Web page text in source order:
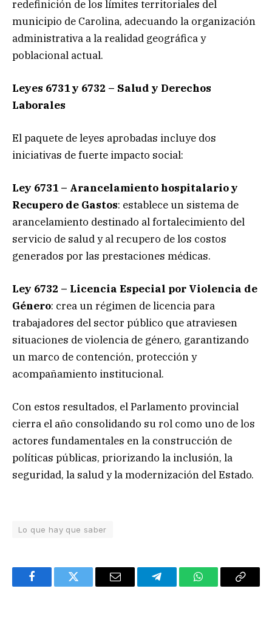
redefinición de los límites territoriales del
municipio de Carolina, adecuando la organización
administrativa a la realidad geográfica y
poblacional actual.
Leyes 6731 y 6732 – Salud y Derechos
Laborales
El paquete de leyes aprobadas incluye dos
iniciativas de fuerte impacto social:
Ley 6731 – Arancelamiento hospitalario y
Recupero de Gastos: establece un sistema de
arancelamiento destinado al fortalecimiento del
servicio de salud y al recupero de los costos
generados por las prestaciones médicas.
Ley 6732 – Licencia Especial por Violencia de
Género: crea un régimen de licencia para
trabajadores del sector público que atraviesen
situaciones de violencia de género, garantizando
un marco de contención, protección y
acompañamiento institucional.
Con estos resultados, el Parlamento provincial
cierra el año consolidando su rol como uno de los
actores fundamentales en la construcción de
políticas públicas, priorizando la inclusión, la
seguridad, la salud y la modernización del Estado.
Lo que hay que saber
FacebookTwitter Email TelegramWhatsAppCopy